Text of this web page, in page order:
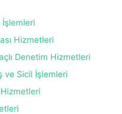
İşlemleri
Hizmetleri
Denetim Hizmetleri
ve Sicil İşlemleri